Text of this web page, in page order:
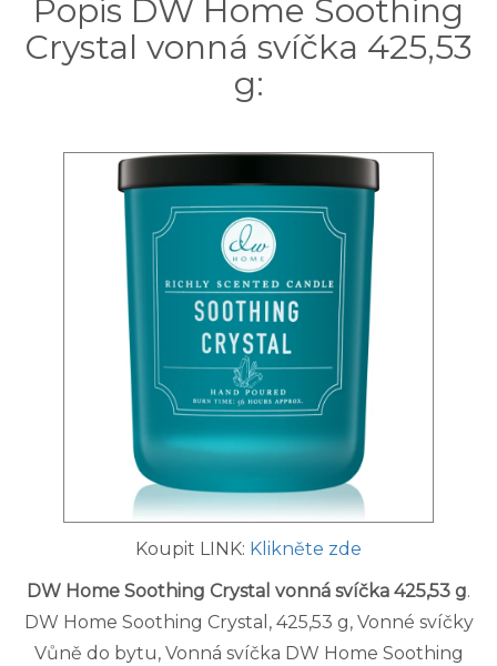
Popis DW Home Soothing
Crystal vonná svíčka 425,53
g:
Koupit LINK: Klikněte zde
DW Home Soothing Crystal vonná svíčka 425,53 g.
DW Home Soothing Crystal, 425,53 g, Vonné svíčky
Vůně do bytu, Vonná svíčka DW Home Soothing